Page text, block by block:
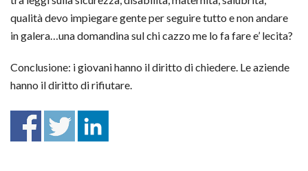
qualità devo impiegare gente per seguire tutto e non andare
in galera…una domandina sul chi cazzo me lo fa fare e’ lecita?
Conclusione: i giovani hanno il diritto di chiedere. Le aziende
hanno il diritto di rifiutare.